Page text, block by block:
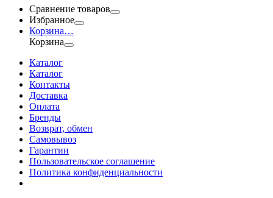
Сравнение товаров
Избранное
Корзина…
Корзина
Каталог
Каталог
Контакты
Доставка
Оплата
Бренды
Возврат, обмен
Самовывоз
Гарантии
Пользовательское соглашение
Политика конфиденциальности